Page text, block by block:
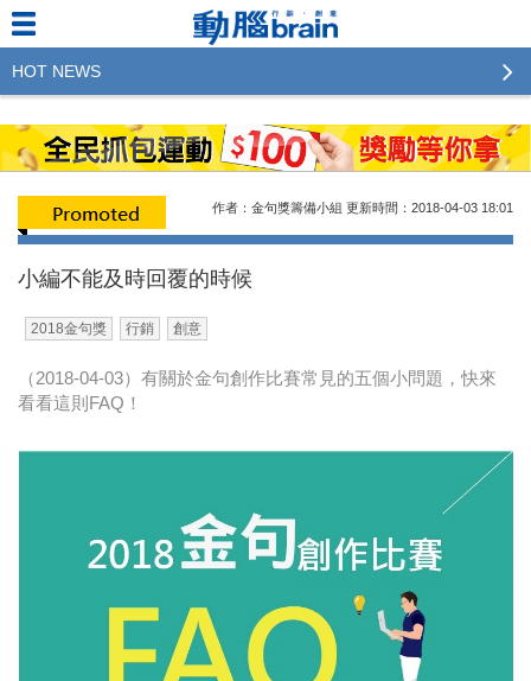
作者：金句獎籌備小組 更新時間：2018-04-03 18:01
小編不能及時回覆的時候
2018金句獎 行銷 創意
（2018-04-03）有關於金句創作比賽常見的五個小問題，快來
看看這則FAQ！
HOT NEWS
2023行銷傳播傑出貢獻獎 啟動徵件！期許參賽作品
更創新及具影響力
2022行銷傳播傑出貢獻獎得獎名單揭曉，近400位行
銷傳播人共襄盛舉！The Winners of 2022《Brain》
感美照
2023台灣民生快消品牌排行 14億次國民消費揭曉品
牌足跡贏家
CSD中衛營運長張德成：中衛跳脫框架 玩出口罩新
金獎的代價 牛恆泰：沒人知道我失去什麼！
台灣百事食品 注重品牌體驗創造差異化